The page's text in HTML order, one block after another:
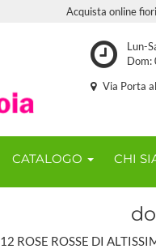
Acquista online
Lun-
Via Porta
CATALOGO CHI
12 ROSE ROSSE DI